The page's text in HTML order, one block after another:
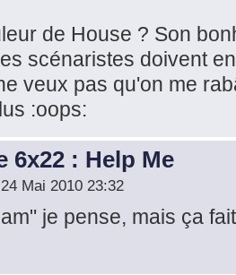
de House ? Son
scénaristes doivent
veux pas qu'on me
:oops:
6x22 : Help Me
Mai 2010 23:32
je pense, mais ça